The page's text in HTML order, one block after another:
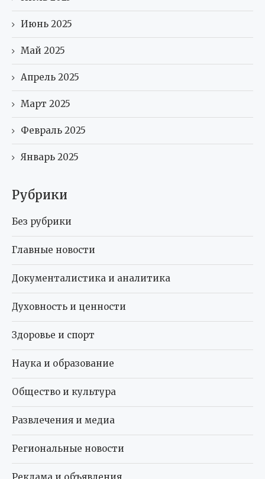
Июнь 2025
Май 2025
Апрель 2025
Март 2025
Февраль 2025
Январь 2025
Рубрики
Без рубрики
Главные новости
Документалистика и аналитика
Духовность и ценности
Здоровье и спорт
Наука и образование
Общество и культура
Развлечения и медиа
Региональные новости